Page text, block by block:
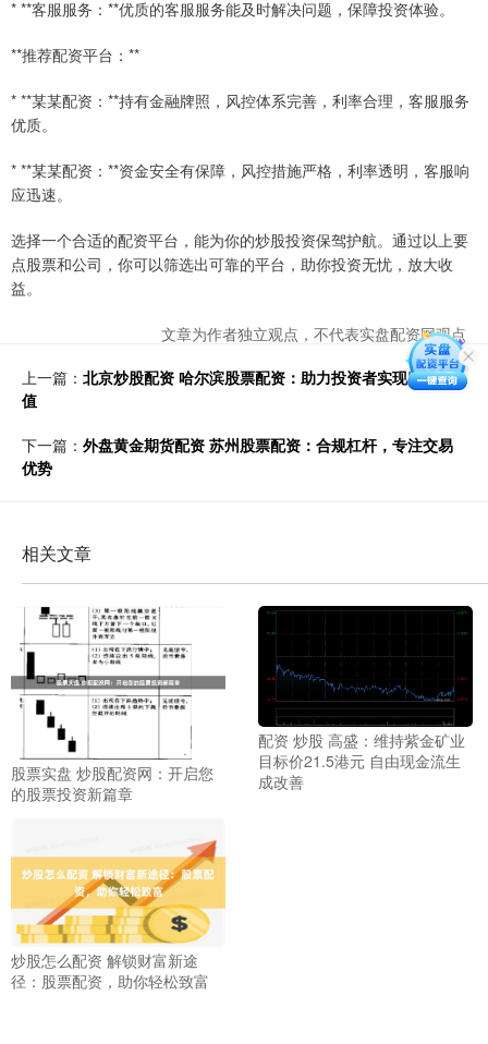
* **客服服务：**优质的客服服务能及时解决问题，保障投资体验。
**推荐配资平台：**
* **某某配资：**持有金融牌照，风控体系完善，利率合理，客服服务
优质。
* **某某配资：**资金安全有保障，风控措施严格，利率透明，客服响
应迅速。
选择一个合适的配资平台，能为你的炒股投资保驾护航。通过以上要
点股票和公司，你可以筛选出可靠的平台，助你投资无忧，放大收
益。
文章为作者独立观点，不代表实盘配资网观点
上一篇： 北京炒股配资 哈尔滨股票配资：助力投资者实现财富增
值
下一篇： 外盘黄金期货配资 苏州股票配资：合规杠杆，专注交易
优势
相关文章
股票实盘 炒股配资网：开启您
的股票投资新篇章
配资 炒股 高盛：维持紫金矿业
目标价21.5港元 自由现金流生
成改善
炒股怎么配资 解锁财富新途
径：股票配资，助你轻松致富